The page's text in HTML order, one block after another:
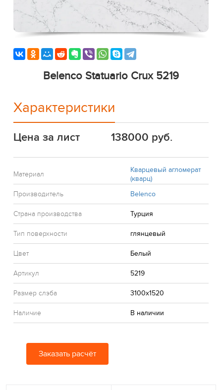
Belenco Statuario Crux 5219
Характеристики
Цена за лист 138000 руб.
Материал
Кварцевый агломерат
(кварц)
Производитель
Belenco
Страна производства Турция
Тип поверхности глянцевый
Цвет Белый
Артикул 5219
Размер слэба 3100x1520
Наличие В наличии
Заказать расчёт